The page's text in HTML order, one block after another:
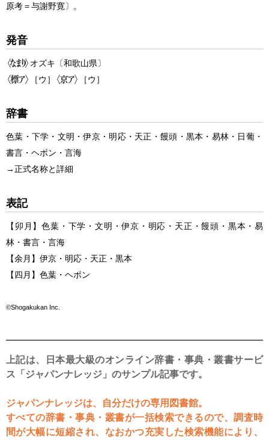
原考＝与謝野寛〕。
発音
オズキ 〔和歌山県〕
［ウ］
［ウ］
辞書
色葉・下学・文明・伊京・明応・天正・饅頭・黒本・易林・日葡・
書言・ヘボン・言海
→正式名称と詳細
表記
【 卯月 】色葉 ・ 下学 ・ 文明 ・伊京 ・ 明応 ・ 天正 ・饅頭 ・ 黒本 ・易
林 ・ 書言 ・ 言海
【余月 】 伊京 ・ 明応 ・ 天正 ・ 黒本
【四月 】 色葉 ・ ヘボン
©Shogakukan Inc.
上記は、日本最大級のオンライン辞書・事典・叢書サービ
ス「ジャパンナレッジ」のサンプル記事です。
ジャパンナレッジは、自分だけの専用図書館。
すべての辞書・事典・叢書が一括検索できるので、調査時
間が大幅に短縮され、なおかつ充実した検索機能により、